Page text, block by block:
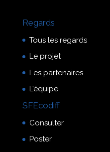
Regards
Tous les regards
Le projet
Les partenaires
L’équipe
SFEcodiff
Consulter
Poster